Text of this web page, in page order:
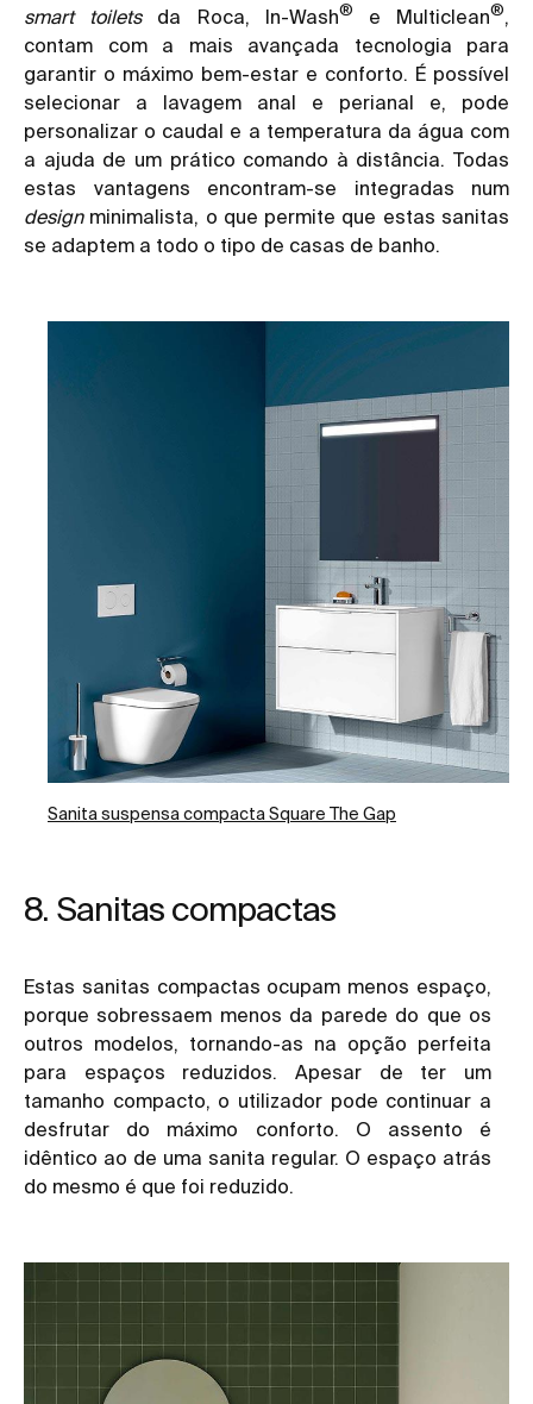
smart toilets da Roca, In-Wash® e Multiclean®
contam com a mais avançada tecnologia para
garantir o máximo bem-estar e conforto. É possível
selecionar a lavagem anal e perianal e, pode
personalizar o caudal e a temperatura da água com
a ajuda de um prático comando à distância. Todas
estas vantagens encontram-se integradas num
designminimalista, o que permite que estas sanitas
se adaptem a todo o tipo de casas de banho.
Sanita suspensa compacta Square The Gap
8. Sanitas compactas
Estas sanitas compactas ocupam menos espaço,
porque sobressaem menos da parede do que os
outros modelos, tornando-as na opção perfeita
para espaços reduzidos. Apesar de ter um
tamanho compacto, o utilizador pode continuar a
desfrutar do máximo conforto. O assento é
idêntico ao de uma sanita regular. O espaço atrás
do mesmo é que foi reduzido.